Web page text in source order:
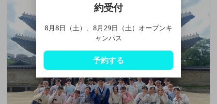
約受付
8月8日（土）、8月29日（土）オープンキ
ャンパス
予約する